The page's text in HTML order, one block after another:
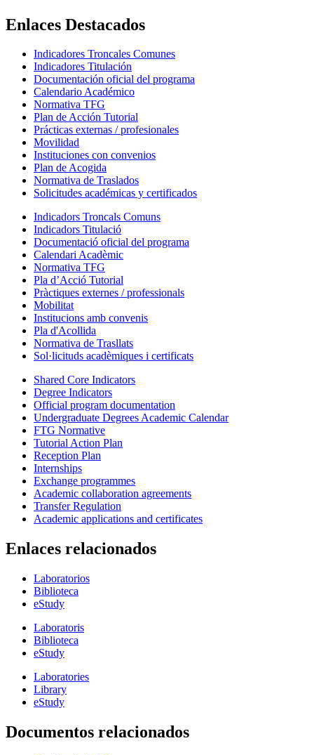
Enlaces Destacados
Indicadores Troncales Comunes
Indicadores Titulación
Documentación oficial del programa
Calendario Académico
Normativa TFG
Plan de Acción Tutorial
Prácticas externas / profesionales
Movilidad
Instituciones con convenios
Plan de Acogida
Normativa de Traslados
Solicitudes académicas y certificados
Indicadors Troncals Comuns
Indicadors Titulació
Documentació oficial del programa
Calendari Acadèmic
Normativa TFG
Pla d’Acció Tutorial
Pràctiques externes / professionals
Mobilitat
Institucions amb convenis
Pla d'Acollida
Normativa de Trasllats
Sol·licituds acadèmiques i certificats
Shared Core Indicators
Degree Indicators
Official program documentation
Undergraduate Degrees Academic Calendar
FTG Normative
Tutorial Action Plan
Reception Plan
Internships
Exchange programmes
Academic collaboration agreements
Transfer Regulation
Academic applications and certificates
Enlaces relacionados
Laboratorios
Biblioteca
eStudy
Laboratoris
Biblioteca
eStudy
Laboratories
Library
eStudy
Documentos relacionados